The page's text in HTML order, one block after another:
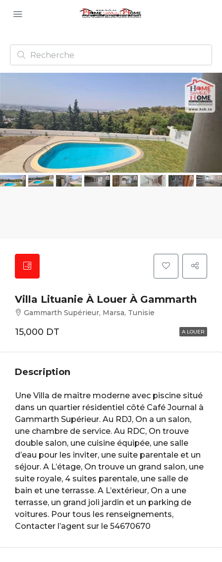
Villa Lituanie À Louer À Gammarth
Gammarth Supérieur, Marsa, Tunisie
15,000 DT A LOUER
Description
Une Villa de maître moderne avec piscine situé
dans un quartier résidentiel côté Café Journal à
Gammarth Supérieur. Au RDJ, On a un salon,
une chambre de service. Au RDC, On trouve
double salon, une cuisine équipée, une salle
d’eau pour les inviter, une suite parentale et un
séjour. A L’étage, On trouve un grand salon, une
suite royale, 4 suites parentale, une salle de
bain et une terrasse. A L’extérieur, On a une
terrasse, un grand joli jardin et un parking de
voitures. Pour tous les renseignements,
Contacter l’agent sur le 54670670